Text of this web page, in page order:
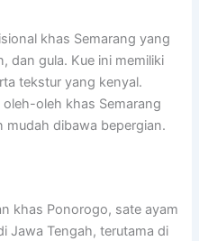
khas Semarang yang
dan gula. Kue ini memiliki
tekstur yang kenyal.
oleh khas Semarang
mudah dibawa bepergian.
khas Ponorogo, sate ayam
Jawa Tengah, terutama di